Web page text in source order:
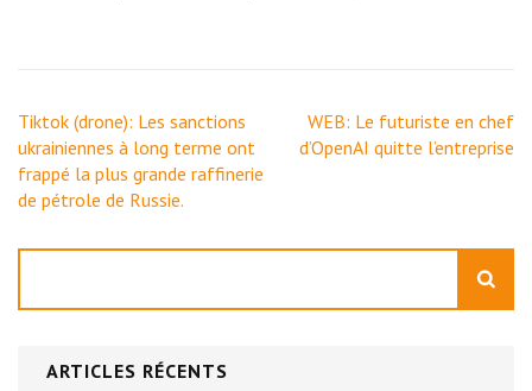
Navigation
de
l’article
Tiktok (drone): Les sanctions
ukrainiennes à long terme ont
frappé la plus grande raffinerie
de pétrole de Russie.
WEB: Le futuriste en chef
d’OpenAI quitte l’entreprise
ARTICLES RÉCENTS